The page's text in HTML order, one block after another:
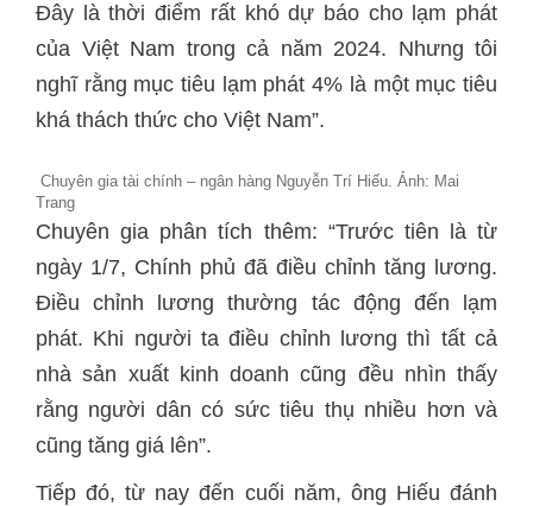
Đây là thời điểm rất khó dự báo cho lạm phát
của Việt Nam trong cả năm 2024. Nhưng tôi
nghĩ rằng mục tiêu lạm phát 4% là một mục tiêu
khá thách thức cho Việt Nam”.
Chuyên gia tài chính – ngân hàng Nguyễn Trí Hiếu. Ảnh: Mai
Trang
Chuyên gia phân tích thêm: “Trước tiên là từ
ngày 1/7, Chính phủ đã điều chỉnh tăng lương.
Điều chỉnh lương thường tác động đến lạm
phát. Khi người ta điều chỉnh lương thì tất cả
nhà sản xuất kinh doanh cũng đều nhìn thấy
rằng người dân có sức tiêu thụ nhiều hơn và
cũng tăng giá lên”.
Tiếp đó, từ nay đến cuối năm, ông Hiếu đánh